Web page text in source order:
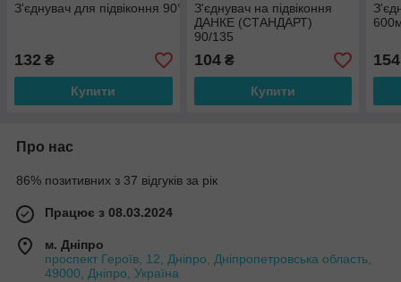
З'єднувач для підвіконня 90°/135° або 120°/180° Estera.
132 ₴
Купити
З'єднувач на підвіконня
ДАНКЕ (СТАНДАРТ)
90/135
104₴
Купити
154
Про нас
86% позитивних з 37 відгуків за рік
Працює з 08.03.2024
м. Дніпро
проспект Героїв, 12, Дніпро, Дніпропетровська область,
49000, Дніпро, Україна